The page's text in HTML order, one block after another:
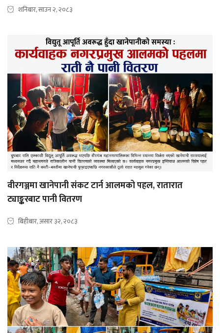
शनिबार, साउन २, २०८३
वीरगञ्जमा खानेपानी संकट टार्न आलमको पहल, रातारात
ट्याङ्करबाट पानी वितरण
बिहीबार, असार ३२, २०८३